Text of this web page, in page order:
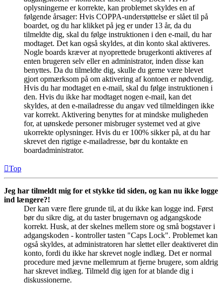
oplysningerne er korrekte, kan problemet skyldes en af
følgende årsager: Hvis COPPA-understøttelse er slået til på
boardet, og du har klikket på jeg er under 13 år, da du
tilmeldte dig, skal du følge instruktionen i den e-mail, du har
modtaget. Det kan også skyldes, at din konto skal aktiveres.
Nogle boards kræver at nyoprettede brugerkonti aktiveres af
enten brugeren selv eller en administrator, inden disse kan
benyttes. Da du tilmeldte dig, skulle du gerne være blevet
gjort opmærksom på om aktivering af kontoen er nødvendig.
Hvis du har modtaget en e-mail, skal du følge instruktionen i
den. Hvis du ikke har modtaget nogen e-mail, kan det
skyldes, at den e-mailadresse du angav ved tilmeldingen ikke
var korrekt. Aktivering benyttes for at mindske muligheden
for, at uønskede personer misbruger systemet ved at give
ukorrekte oplysninger. Hvis du er 100% sikker på, at du har
skrevet den rigtige e-mailadresse, bør du kontakte en
boardadministrator.
Top
Jeg har tilmeldt mig for et stykke tid siden, og kan nu ikke logge
ind længere?!
Der kan være flere grunde til, at du ikke kan logge ind. Først
bør du sikre dig, at du taster brugernavn og adgangskode
korrekt. Husk, at der skelnes mellem store og små bogstaver i
adgangskoden - kontroller tasten "Caps Lock". Problemet kan
også skyldes, at administratoren har slettet eller deaktiveret din
konto, fordi du ikke har skrevet nogle indlæg. Det er normal
procedure med jævne mellemrum at fjerne brugere, som aldrig
har skrevet indlæg. Tilmeld dig igen for at blande dig i
diskussionerne.